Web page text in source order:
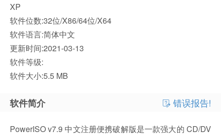
XP
软件位数:32位/X86/64位/X64
软件语言:简体中文
更新时间:2021-03-13
软件等级:
软件大小:5.5 MB
软件简介 错误报告!
PowerISO v7.9 中文注册便携破解版是一款强大的 CD/DV